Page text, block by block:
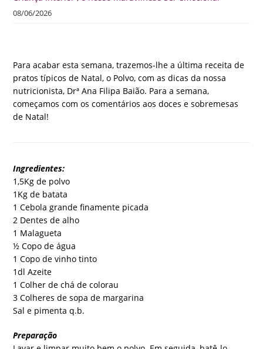
08/06/2026
Para acabar esta semana, trazemos-lhe a última receita de
pratos típicos de Natal, o Polvo, com as dicas da nossa
nutricionista, Drª Ana Filipa Baião. Para a semana,
começamos com os comentários aos doces e sobremesas
de Natal!
Ingredientes:
1,5Kg de polvo
1Kg de batata
1 Cebola grande finamente picada
2 Dentes de alho
1 Malagueta
½ Copo de água
1 Copo de vinho tinto
1dl Azeite
1 Colher de chá de colorau
3 Colheres de sopa de margarina
Sal e pimenta q.b.
Preparação